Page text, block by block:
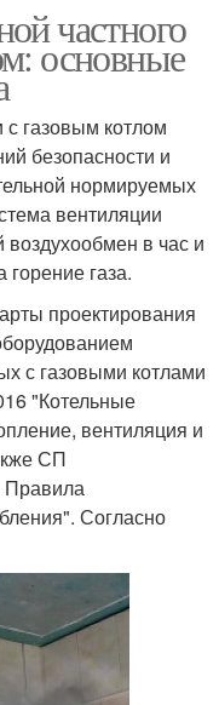
частного
основные
газовым котлом
безопасности и
нормируемых
вентиляции
в час и
горение газа.
проектирования
с газовыми котлами
"Котельные
вентиляция и
СП
Правила
Согласно